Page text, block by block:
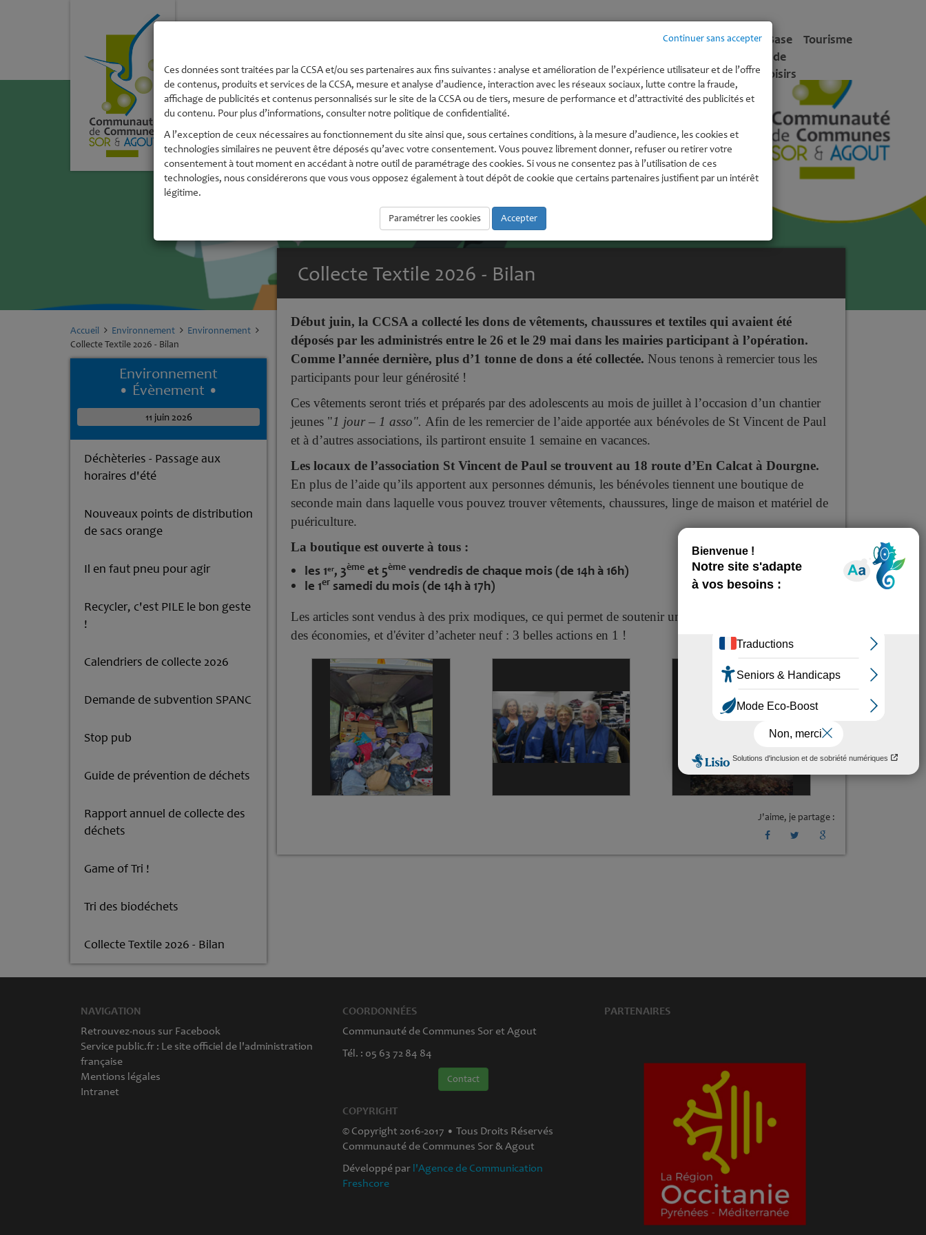
Enfance -
Culture
Base
de
Loisirs
Tourisme
Accueil Environnement
Environnement
Collecte Textile 2026 - Bilan
Environnement
• Évènement •
11 juin 2026
Déchèteries - Passage aux
horaires d'été
Nouveaux points de distribution
de sacs orange
Il en faut pneu pour agir
Recycler, c'est PILE le bon geste
!
Calendriers de collecte 2026
Demande de subvention SPANC
Stop pub
Guide de prévention de déchets
Rapport annuel de collecte des
déchets
Game of Tri !
Tri des biodéchets
Collecte Textile 2026 - Bilan
Collecte Textile 2026 - Bilan
Début juin, la CCSA a collecté les dons de vêtements, chaussures et textiles qui avaient été
déposés par les administrés entre le 26 et le 29 mai dans les mairies participant à l’opération.
Comme l’année dernière, plus d’1 tonne de dons a été collectée. Nous tenons à remercier tous les
participants pour leur générosité !
Ces vêtements seront triés et préparés par des adolescents au mois de juillet à l’occasion d’un chantier
jeunes "1 jour – 1 asso". Afin de les remercier de l’aide apportée aux bénévoles de St Vincent de Paul
et à d’autres associations, ils partiront ensuite 1 semaine en vacances.
Les locaux de l’association St Vincent de Paul se trouvent au 18 route d’En Calcat à Dourgne.
En plus de l’aide qu’ils apportent aux personnes démunis, les bénévoles tiennent une boutique de
seconde main dans laquelle vous pouvez trouver vêtements, chaussures, linge de maison et matériel de
puériculture.
La boutique est ouverte à tous :
les1er, 3ème et 5ème vendredis de chaque mois (de 14h à 16h)
le 1er samedi du mois (de 14h à 17h)
Les articles sont vendus à des prix modiques, ce qui permet de soutenir une association locale, de faire
des économies, et d'éviter d’acheter neuf : 3 belles actions en 1 !
J'aime, je partage :
NAVIGATION
Retrouvez-nous sur Facebook
Service public.fr : Le site officiel de l'administration
française
Mentions légales
Intranet
COORDONNÉES
Communauté de Communes Sor et Agout
Tél. : 05 63 72 84 84
Contact
COPYRIGHT
© Copyright 2016-2017 • Tous Droits Réservés
Communauté de Communes Sor & Agout
Développé par l'Agence de Communication
Freshcore
PARTENAIRES
Continuer sans accepter
Ces données sont traitées par la CCSA et/ou ses partenaires aux fins suivantes : analyse et amélioration de l’expérience utilisateur et de l’offre
de contenus, produits et services de la CCSA, mesure et analyse d’audience, interaction avec les réseaux sociaux, lutte contre la fraude,
affichage de publicités et contenus personnalisés sur le site de la CCSA ou de tiers, mesure de performance et d’attractivité des publicités et
du contenu. Pour plus d’informations, consulter notre politique de confidentialité.
A l’exception de ceux nécessaires au fonctionnement du site ainsi que, sous certaines conditions, à la mesure d’audience, les cookies et
technologies similaires ne peuvent être déposés qu’avec votre consentement. Vous pouvez librement donner, refuser ou retirer votre
consentement à tout moment en accédant à notre outil de paramétrage des cookies. Si vous ne consentez pas à l’utilisation de ces
technologies, nous considérerons que vous vous opposez également à tout dépôt de cookie que certains partenaires justifient par un intérêt
légitime.
Paramétrer les cookies Accepter